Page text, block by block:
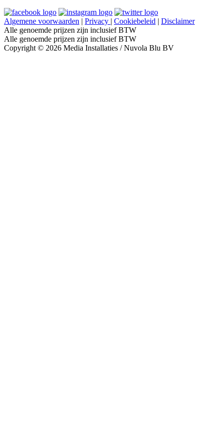
Algemene voorwaarden | Privacy | Cookiebeleid | Disclaimer
Alle genoemde prijzen zijn inclusief BTW
Alle genoemde prijzen zijn inclusief BTW
Copyright © 2026 Media Installaties / Nuvola Blu BV